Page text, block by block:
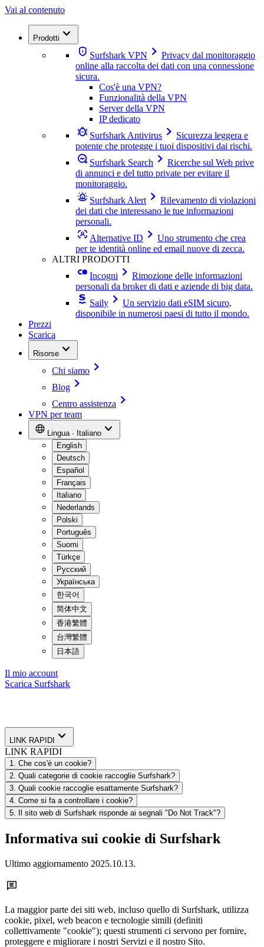
Vai al contenuto
Prodotti
Surfshark VPN
Privacy dal monitoraggio
online alla raccolta dei dati con una connessione
sicura.
Cos'è una VPN?
Funzionalità della VPN
Server della VPN
IP dedicato
Surfshark Antivirus
Sicurezza leggera e
potente che protegge i tuoi dispositivi dai rischi.
Surfshark Search
Ricerche sul Web prive
di annunci e del tutto private per evitare il
monitoraggio.
Surfshark Alert
Rilevamento di violazioni
dei dati che interessano le tue informazioni
personali.
Alternative ID
Uno strumento che crea
per te identità online ed email nuove di zecca.
ALTRI PRODOTTI
Incogni
Rimozione delle informazioni
personali da broker di dati e aziende di big data.
Saily
Un servizio dati eSIM sicuro,
disponibile in numerosi paesi di tutto il mondo.
Prezzi
Scarica
Risorse
Chi siamo
Blog
Centro assistenza
VPN per team
Lingua ∙ Italiano
English
Deutsch
Español
Français
Italiano
Nederlands
Polski
Português
Suomi
Türkçe
Русский
Українська
한국어
简体中文
香港繁體
台灣繁體
日本語
Il mio account
Scarica Surfshark
LINK RAPIDI
LINK RAPIDI
1. Che cos'è un cookie?
2. Quali categorie di cookie raccoglie Surfshark?
3. Quali cookie raccoglie esattamente Surfshark?
4. Come si fa a controllare i cookie?
5. Il sito web di Surfshark risponde ai segnali "Do Not Track"?
Informativa sui cookie di Surfshark
Ultimo aggiornamento 2025.10.13.
La maggior parte dei siti web, incluso quello di Surfshark, utilizza
cookie, pixel, web beacon e tecnologie simili (definiti
collettivamente "cookie"); questi strumenti ci servono per fornire,
proteggere e migliorare i nostri Servizi e il nostro Sito.